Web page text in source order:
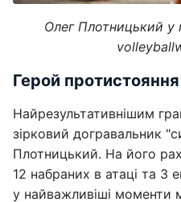
Олег Плотницький у
Герой протистояння
Найрезультативнішим
зірковий догравальник
Плотницький. На його
12 набраних в атаці та
у найважливіші моменти